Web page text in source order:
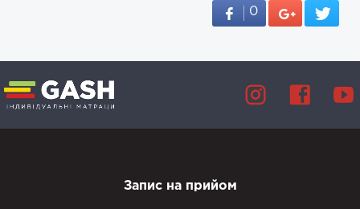
0
Запис на прийом